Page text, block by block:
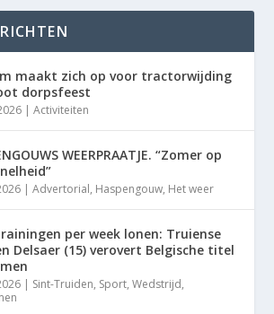
maakt zich op voor tractorwijding
dorpsfeest
|Activiteiten
WEERPRAATJE. “Zomer op
|Advertorial, Haspengouw, Het weer
per week lonen: Truiense
Delsaer (15) verovert Belgische titel
| Sint-Truiden, Sport,Wedstrijd,